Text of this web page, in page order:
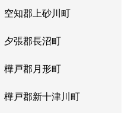
空知郡上砂川町
夕張郡長沼町
樺戸郡月形町
樺戸郡新十津川町